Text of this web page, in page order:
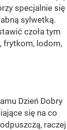
specjalnie się
sylwetką.
czoła tym
, frytkom, lodom,
Dzień Dobry
się na co
raczej